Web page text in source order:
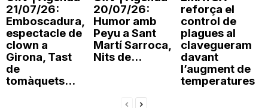
21/07/26:
Emboscadura,
espectacle de
clown a
Girona, Tast
de
tomàquets...
20/07/26:
Humor amb
Peyu a Sant
Martí Sarroca,
Nits de...
reforça el
control de
plagues al
clavegueram
davant
l’augment de
temperatures